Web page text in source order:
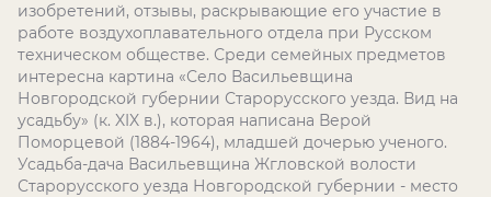
изобретений, отзывы, раскрывающие его участие в
работе воздухоплавательного отдела при Русском
техническом обществе. Среди семейных предметов
интересна картина «Село Васильевщина
Новгородской губернии Старорусского уезда. Вид на
усадьбу» (к. XIX в.), которая написана Верой
Поморцевой (1884-1964), младшей дочерью ученого.
Усадьба-дача Васильевщина Жгловской волости
Старорусского уезда Новгородской губернии - место